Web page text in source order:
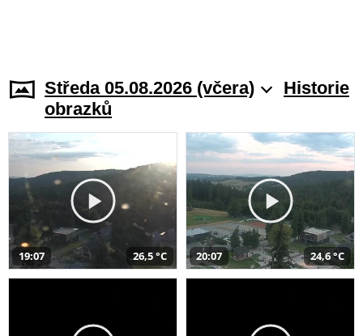
Středa 05.08.2026 (včera)
Historie
obrazků
19:07 26,5 °C 20:07 24,6 °C